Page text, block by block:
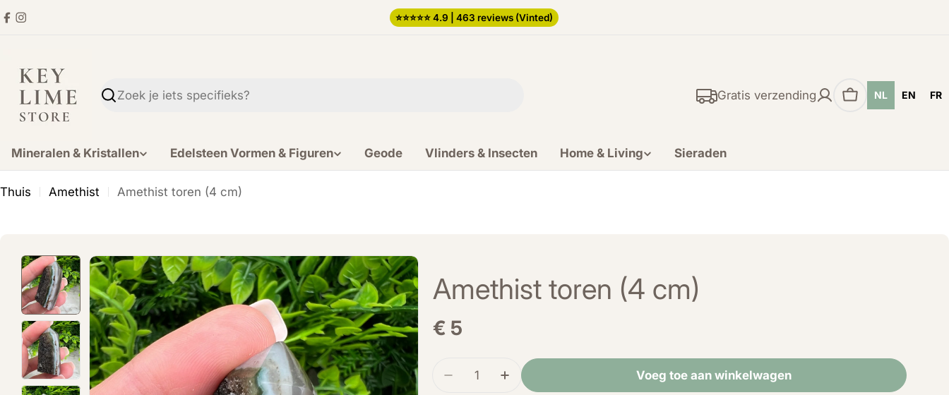
Ga
inhoud
Facebook
Instagram
⭐️⭐️⭐️⭐️⭐️ 4.9 | 463 reviews (Vinted)
Zoekopdracht
Gratis verzending
Winkelwagen
NL EN FR
Mineralen & Kristallen Edelsteen Vormen & Figuren Geode Vlinders & Insecten Home & Living Sieraden
Thuis Amethist Amethist toren (4 cm)
Amethist toren (4 cm)
Normale
€ 5
Hoeveelheid
Verminder de hoeveelheid voor Amethist toren (4 cm)
Verhoog de hoeveelheid voor Amethist toren (4 cm)
Voeg toe aan winkelwagen